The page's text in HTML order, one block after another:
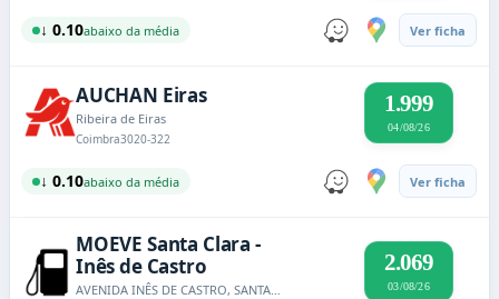
↓ 0.10abaixo da média Ver ficha
AUCHAN Eiras
Ribeira de Eiras
Coimbra3020-322
1.999
04/08/26
↓ 0.10abaixo da média Ver ficha
MOEVE Santa Clara -
Inês de Castro
AVENIDA INÊS DE CASTRO, SANTA CLARA
2.069
03/08/26